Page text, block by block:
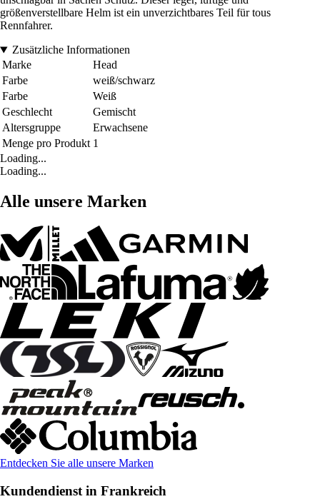
größenverstellbare Helm ist ein unverzichtbares Teil für tous
Rennfahrer.
Zusätzliche Informationen
Marke
Head
Farbe
weiß/schwarz
Farbe
Weiß
Geschlecht
Gemischt
Altersgruppe
Erwachsene
Menge pro Produkt 1
Loading...
Loading...
Alle unsere Marken
Entdecken Sie alle unsere Marken
Kundendienst in Frankreich